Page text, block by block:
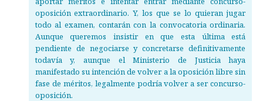
oposición extraordinario. Y, los que se lo quieran jugar
todo al examen, contarán con la convocatoria ordinaria.
Aunque queremos insistir en que esta última está
pendiente de negociarse y concretarse definitivamente
todavía y, aunque el Ministerio de Justicia haya
manifestado su intención de volver a la oposición libre sin
fase de méritos, legalmente podría volver a ser concurso-
oposición.